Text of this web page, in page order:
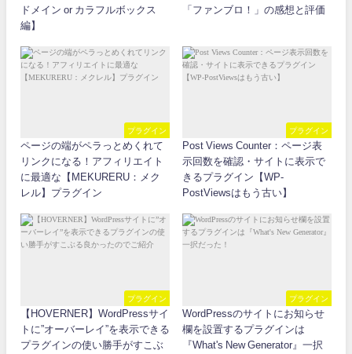
ドメイン or カラフルボックス
編】
「ファンブロ！」の感想と評価
プラグイン
ページの端がペラっとめくれて
リンクになる！アフィリエイト
に最適な【MEKURERU：メク
レル】プラグイン
プラグイン
Post Views Counter：ページ表
示回数を確認・サイトに表示で
きるプラグイン【WP-
PostViewsはもう古い】
プラグイン
【HOVERNER】WordPressサイ
トに”オーバーレイ”を表示できる
プラグインの使い勝手がすこぶ
プラグイン
WordPressのサイトにお知らせ
欄を設置するプラグインは
『What's New Generator』一択